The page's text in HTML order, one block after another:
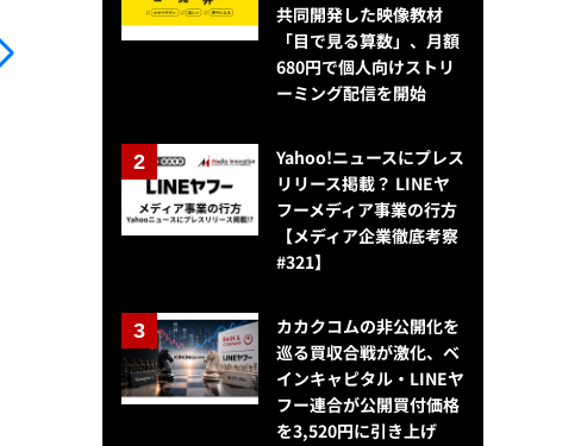
プログラマティック広告、米国のオンライン広告の85％を占める
共同開発した映像教材
「目で見る算数」、月額
680円で個人向けストリ
ーミング配信を開始
Yahoo!ニュースにプレス
リリース掲載？ LINEヤ
フーメディア事業の行方
【メディア企業徹底考察
#321】
カカクコムの非公開化を
巡る買収合戦が激化、ベ
インキャピタル・LINEヤ
フー連合が公開買付価格
を3,520円に引き上げ